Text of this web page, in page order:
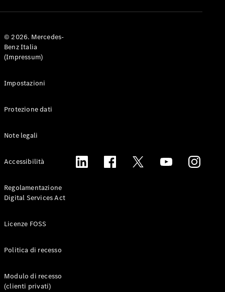
© 2026. Mercedes-
Benz Italia
(Impressum)
Impostazioni
Protezione dati
Note legali
Accessibilità
Regolamentazione
Digital Services Act
Licenze FOSS
Politica di recesso
Modulo di recesso
(clienti privati)